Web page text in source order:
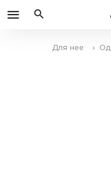
Для нее ›